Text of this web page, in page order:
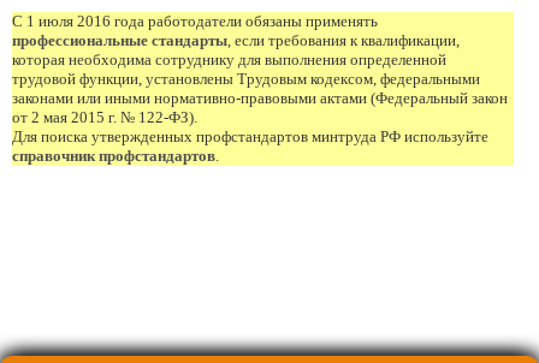
С 1 июля 2016 года работодатели обязаны применять
профессиональные стандарты, если требования к квалификации,
которая необходима сотруднику для выполнения определенной
трудовой функции, установлены Трудовым кодексом, федеральными
законами или иными нормативно-правовыми актами (Федеральный закон
от 2 мая 2015 г. № 122-ФЗ).
Для поиска утвержденных профстандартов минтруда РФ используйте
справочник профстандартов.